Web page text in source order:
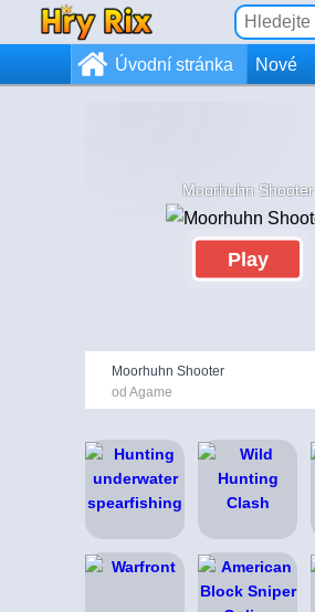
Úvodní stránka Nové
Moorhuhn Shooter
Play
Moorhuhn Shooter
od Agame